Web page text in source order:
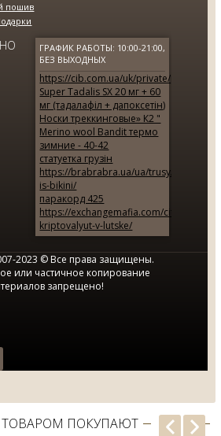
КОСТЮМ ЧЕРНЫЙ В
ПОЛОСКУ SE...
грн. 2795.00 грн.
пошив
ГРАФИК РАБОТЫ: 10:00-21:00,
БЕЗ ВЫХОДНЫХ
https://cib.com.ua/uk/private/products/
Super Tadalis SX 20 мг + 60
мг (тадалафіл + дапоксетін)
Носки треккинговые» К2 "
Merino wool Bandit термо
зимние - 40-42
статуетка грузін
https://brabrabra.ua/ua/trusy/design-
is-bikini/
паракорд 425
https://exchangemafia.com/city/obmen-
kriptovalyut-v-lutske/
2023 © Все права защищены.
или частичное копирование
запрещено!
ПОКУПАЮТ